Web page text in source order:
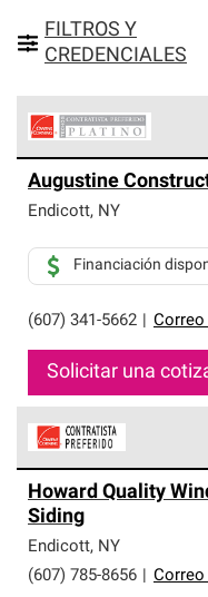
FILTROS Y
CREDENCIALES
Corning constituyen el
exclusiva y cumplen
Solo ellos pueden
sistemas de techos.
Augustine
Endicott, NY
(607) 341-5662
Financiación
Solicitar una
parte de una red
que cumplen con
de profesionalismo y
Howard Quality
Siding
Endicott, NY
(607) 785-8656